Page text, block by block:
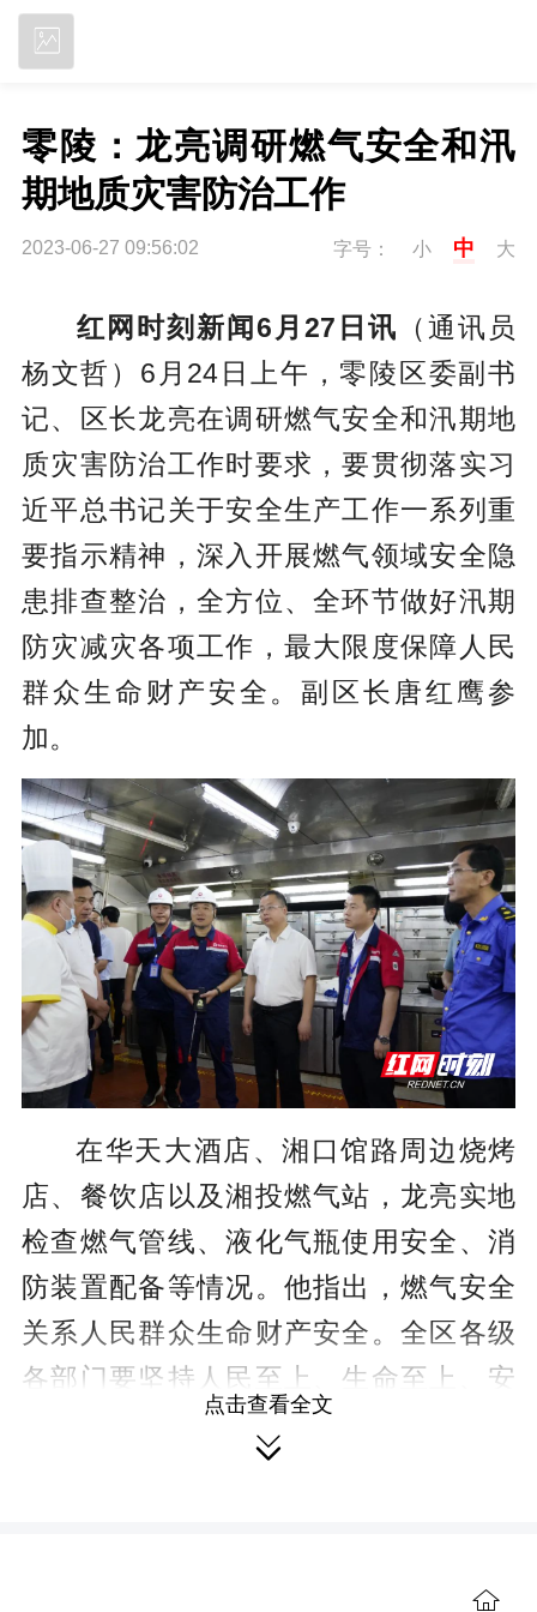
零陵：龙亮调研燃气安全和汛
期地质灾害防治工作
2023-06-27 09:56:02 字号： 小 中 大
红网时刻新闻6月27日讯 （通讯员
杨文哲）6月24日上午，零陵区委副书
记、区长龙亮在调研燃气安全和汛期地
质灾害防治工作时要求，要贯彻落实习
近平总书记关于安全生产工作一系列重
要指示精神，深入开展燃气领域安全隐
患排查整治，全方位、全环节做好汛期
防灾减灾各项工作，最大限度保障人民
群众生命财产安全。副区长唐红鹰参
加。
在华天大酒店、湘口馆路周边烧烤
店、餐饮店以及湘投燃气站，龙亮实地
检查燃气管线、液化气瓶使用安全、消
防装置配备等情况。他指出，燃气安全
关系人民群众生命财产安全。全区各级
各部门要坚持人民至上、生命至上、安
全至上的安全发展理念，以“时时放心不
下”的责任感，坚决扛起燃气安全政治责
点击查看全文
